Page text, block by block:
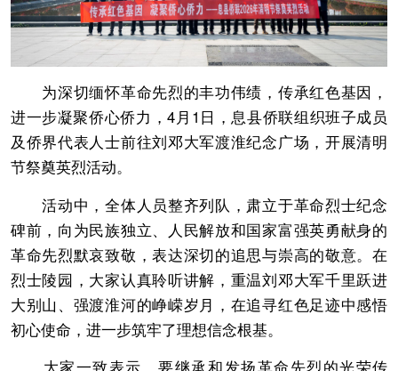
为深切缅怀革命先烈的丰功伟绩，传承红色基因，
进一步凝聚侨心侨力，4月1日，息县侨联组织班子成员
及侨界代表人士前往刘邓大军渡淮纪念广场，开展清明
节祭奠英烈活动。
活动中，全体人员整齐列队，肃立于革命烈士纪念
碑前，向为民族独立、人民解放和国家富强英勇献身的
革命先烈默哀致敬，表达深切的追思与崇高的敬意。在
烈士陵园，大家认真聆听讲解，重温刘邓大军千里跃进
大别山、强渡淮河的峥嵘岁月，在追寻红色足迹中感悟
初心使命，进一步筑牢了理想信念根基。
大家一致表示，要继承和发扬革命先烈的光荣传